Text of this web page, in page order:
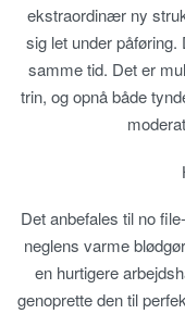
ekstraordinær ny
sig let under
samme tid. Det er
trin, og opnå både
Det anbefales til no
neglens varme
en hurtigere
genoprette den til